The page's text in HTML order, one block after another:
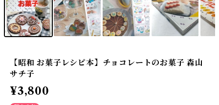
【昭和 お菓子レシピ本】チョコレートのお菓子 森山
サチ子
¥3,800